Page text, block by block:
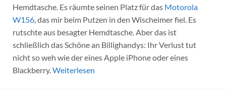
Hemdtasche. Es räumte seinen Platz für das Motorola
W156, das mir beim Putzen in den Wischeimer fiel. Es
rutschte aus besagter Hemdtasche. Aber das ist
schließlich das Schöne an Billighandys: Ihr Verlust tut
nicht so weh wie der eines Apple iPhone oder eines
Blackberry.Weiterlesen